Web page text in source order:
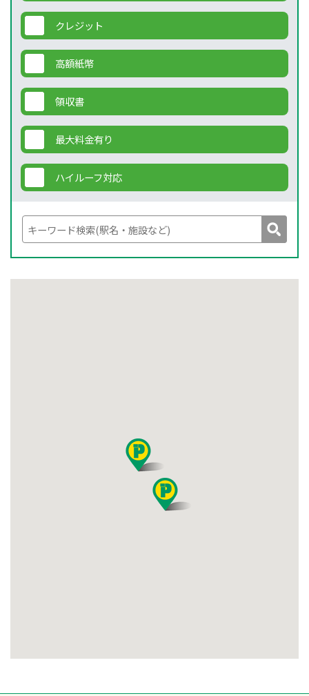
クレジット
高額紙幣
領収書
最大料金有り
ハイルーフ対応